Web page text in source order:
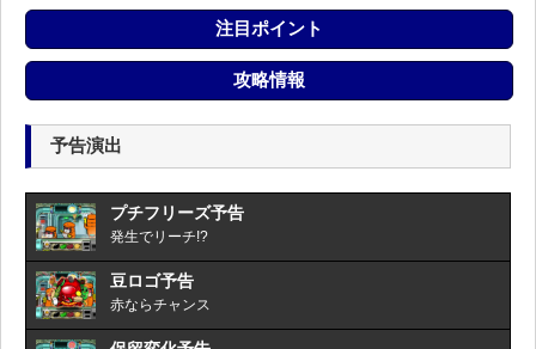
注目ポイント
攻略情報
予告演出
プチフリーズ予告
発生でリーチ!?
豆ロゴ予告
赤ならチャンス